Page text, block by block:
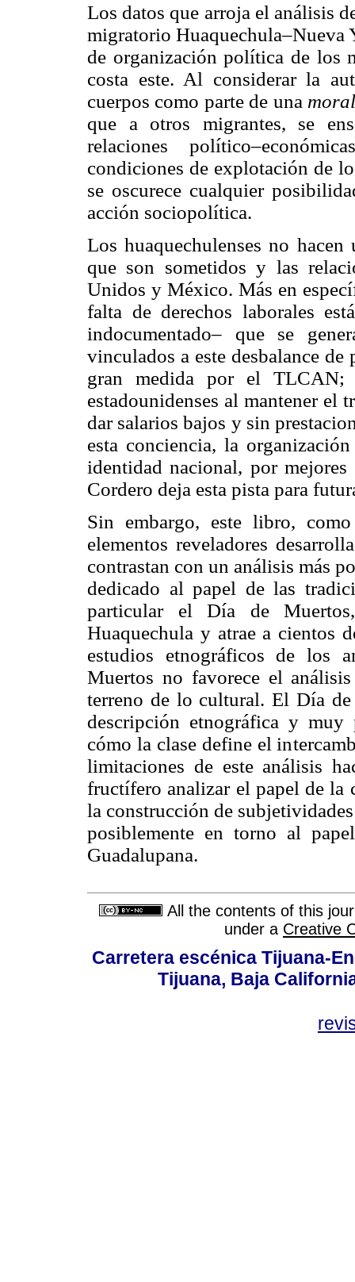
Los datos que arroja el análisis
migratorio Huaquechula–Nueva
de organización política de los
costa este. Al considerar la
cuerpos como parte de una
que a otros migrantes, se
relaciones
condiciones de explotación de
se oscurece cualquier
acción sociopolítica.
Los huaquechulenses no
que son sometidos y las
Unidos y México. Más en
falta de derechos laborales
indocumentado– que se
vinculados a este desbalance
gran medida por el TLCAN;
estadounidenses al mantener el
dar salarios bajos y sin
esta conciencia, la
identidad nacional, por
Cordero deja esta pista para
Sin embargo, este libro,
elementos reveladores
contrastan con un análisis más
dedicado al papel de las
particular el Día de
Huaquechula y atrae a cientos
estudios etnográficos de los
Muertos no favorece el
terreno de lo cultural. El Día
descripción etnográfica y
cómo la clase define el
limitaciones de este análisis
fructífero analizar el papel de la
la construcción de
posiblemente en torno al
Guadalupana.
All the contents of this
under a Creative
Carretera escénica Tijuana-
Tijuana, Baja